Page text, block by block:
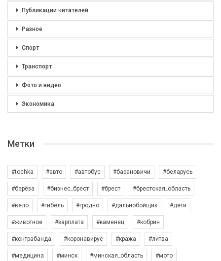
Публикации читателей
Разное
Спорт
Транспорт
Фото и видео
Экономика
Метки
#tochka #авто #автобус #барановичи #беларусь
#берёза #бизнес_брест #брест #брестская_область
#вело #гибель #гродно #дальнобойщик #дети
#животное #зарплата #каменец #кобрин
#контрабанда #коронавирус #кража #литва
#медицина #минск #минская_область #мото